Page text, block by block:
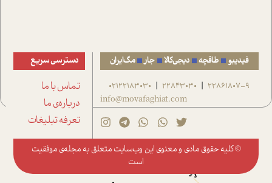
فیدیبو طاقچه دیجی‌کالا جار مگ‌ایران
22861807-9
|
22843030
|
02122183030
info@movafaghiat.com
دسترسی سریع
تماس با ما
درباره‌ی ما
تعرفه تبلیغات
© کلیه حقوق مادی و معنوی این وب‌سایت متعلق به مجله‌ی موفقیت
است